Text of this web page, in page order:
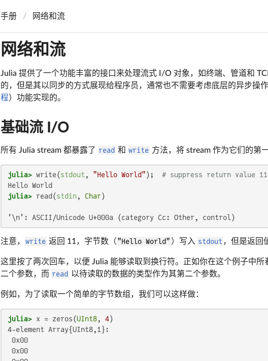
手册 网络和流
网络和流
Julia 提供了一个功能丰富的接口来处理流式 I/O 对象，如终端、管道和
的，但是其以同步的方式展现给程序员，通常也不需要考虑底层的异步操
程）功能实现的。
基础流 I/O
所有 Julia stream 都暴露了 read 和 write 方法，将 stream 作为它们的第
julia> write(stdout , "Hello World" ); # suppress return value
julia> read(stdin, Char
'\n': ASCII/Unicode U+000a (category Cc: Other, control)
注意， write 返回 11，字节数（ "Hello World" ）写入 stdout ，但是返回
这里按了两次回车，以便 Julia 能够读取到换行符。正如你在这个例子中所
二个参数，而 read 以待读取的数据的类型作为其第二个参数。
例如，为了读取一个简单的字节数组，我们可以这样做：
julia> x = zeros(UInt8, 4
4-element Array{UInt8,1}:
0x00
0x00